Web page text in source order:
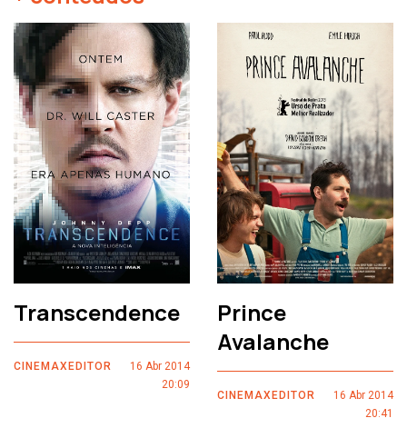
Transcendence
CINEMAXEDITOR
16 Abr 2014
20:09
Prince
Avalanche
CINEMAXEDITOR
16 Abr 2014
20:41